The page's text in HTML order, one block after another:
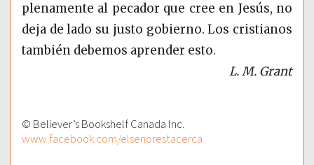
plenamente al pecador que cree en Jesús, no
deja de lado su justo gobierno. Los cristianos
también debemos aprender esto.
L. M. Grant
© Believer’s Bookshelf Canada Inc.
www.facebook.com/elsenorestacerca